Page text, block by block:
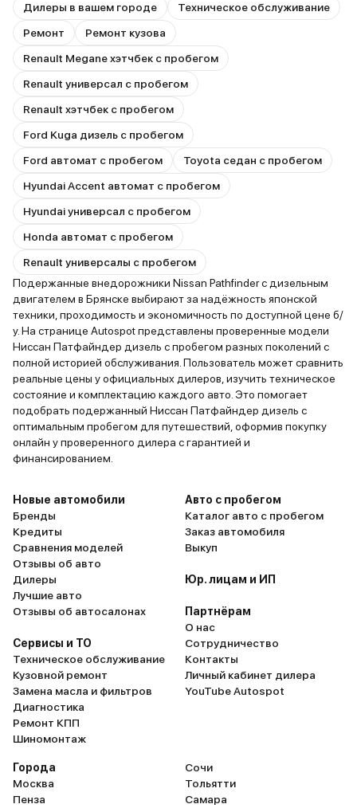
Дилеры в вашем городе
Техническое обслуживание
Ремонт
Ремонт кузова
Renault Megane хэтчбек с пробегом
Renault универсал с пробегом
Renault хэтчбек с пробегом
Ford Kuga дизель с пробегом
Ford автомат с пробегом
Toyota седан с пробегом
Hyundai Accent автомат с пробегом
Hyundai универсал с пробегом
Honda автомат с пробегом
Renault универсалы с пробегом
Подержанные внедорожники Nissan Pathfinder с дизельным
двигателем в Брянске выбирают за надёжность японской
техники, проходимость и экономичность по доступной цене б/
у. На странице Autospot представлены проверенные модели
Ниссан Патфайндер дизель с пробегом разных поколений с
полной историей обслуживания. Пользователь может сравнить
реальные цены у официальных дилеров, изучить техническое
состояние и комплектацию каждого авто. Это помогает
подобрать подержанный Ниссан Патфайндер дизель с
оптимальным пробегом для путешествий, оформив покупку
онлайн у проверенного дилера с гарантией и
финансированием.
Новые автомобили
Бренды
Кредиты
Сравнения моделей
Отзывы об авто
Дилеры
Лучшие авто
Отзывы об автосалонах
Сервисы и ТО
Техническое обслуживание
Кузовной ремонт
Замена масла и фильтров
Диагностика
Ремонт КПП
Шиномонтаж
Авто с пробегом
Каталог авто с пробегом
Заказ автомобиля
Выкуп
Юр. лицам и ИП
Партнёрам
О нас
Сотрудничество
Контакты
Личный кабинет дилера
YouTube Autospot
Города
Москва
Пенза
Сочи
Тольятти
Самара